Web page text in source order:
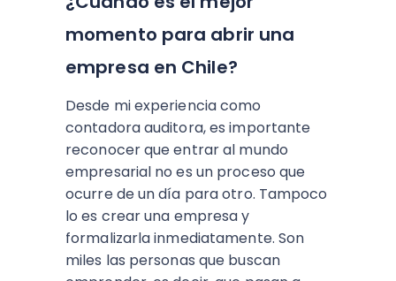
momento para abrir una
empresa en Chile?
Desde mi experiencia como
contadora auditora, es importante
reconocer que entrar al mundo
empresarial no es un proceso que
ocurre de un día para otro. Tampoco
lo es crear una empresa y
formalizarla inmediatamente. Son
miles las personas que buscan